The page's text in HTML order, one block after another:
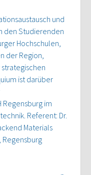
und
den Studierenden
Hochschulen,
der Region,
ist darüber
im
Referent: Dr.
Materials
Regensburg